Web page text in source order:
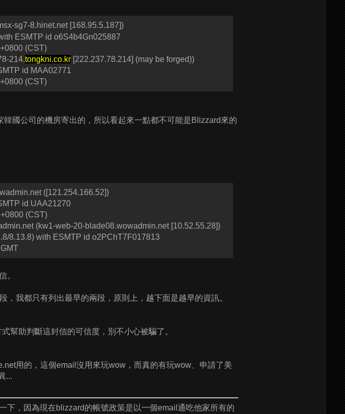
sg7-8.hinet.net [168.95.5.187])
ESMTP id o6S4b4Gn025887
(CST)
214.tongkni.co.kr [222.237.78.214] (may be forged))
id MAA02771
(CST)
韓國公司的機房寄出的，所以看起來一點都不可能是Blizzard來的
([121.254.166.52])
id UAA21270
(CST)
(kw1-web-20-blade08.wowadmin.net [10.52.55.28])
8.13.8) with ESMTP id o2PChT7F017813
。
，我都只有列出最早的兩段，原則上，越下面是越早的資訊。
幫助判斷這封信的可信度，別不小心被騙了。
用的，這個email沒用來玩wow，而真的有玩wow、申請了美
...
下，因為現在blizzard的帳號政策是以一個email通吃他家所有的